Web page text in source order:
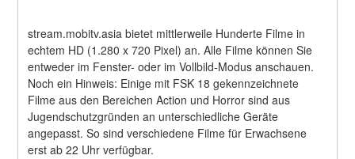
stream.mobitv.asia bietet mittlerweile Hunderte Filme in
echtem HD (1.280 x 720 Pixel) an. Alle Filme können Sie
entweder im Fenster- oder im Vollbild-Modus anschauen.
Noch ein Hinweis: Einige mit FSK 18 gekennzeichnete
Filme aus den Bereichen Action und Horror sind aus
Jugendschutzgründen an unterschiedliche Geräte
angepasst. So sind verschiedene Filme für Erwachsene
erst ab 22 Uhr verfügbar.